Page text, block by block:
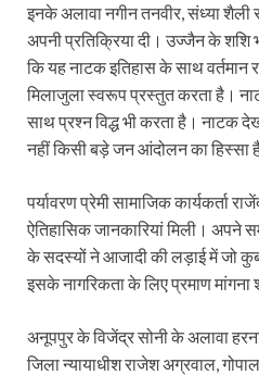
इनके अलावा नगीन तनवीर, संध्या
अपनी प्रतिक्रिया दी। उज्जैन के शशि
कि यह नाटक इतिहास के साथ वर्तमान
मिलाजुला स्वरूप प्रस्तुत करता है।
साथ प्रश्न विद्ध भी करता है। नाटक
नहीं किसी बड़े जन आंदोलन का हिस्सा
पर्यावरण प्रेमी सामाजिक कार्यकर्ता
ऐतिहासिक जानकारियां मिली। अपने
के सदस्यों ने आजादी की लड़ाई में जो
इसके नागरिकता के लिए प्रमाण मांगना
अनूपपुर के विजेंद्र सोनी के अलावा
जिला न्यायाधीश राजेश अग्रवाल,